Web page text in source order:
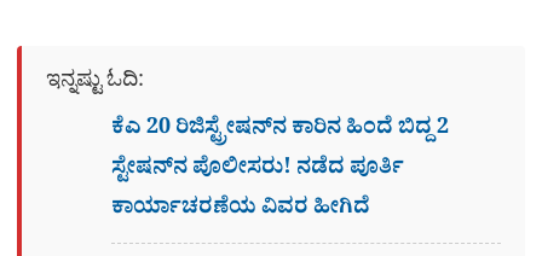
ಇನ್ನಷ್ಟು ಓದಿ:
ಕೆಎ 20 ರಿಜಿಸ್ಟ್ರೇಷನ್​ನ ಕಾರಿನ ಹಿಂದೆ ಬಿದ್ದ 2
ಸ್ಟೇಷನ್​ನ ಪೊಲೀಸರು! ನಡೆದ ಪೂರ್ತಿ
ಕಾರ್ಯಾಚರಣೆಯ ವಿವರ ಹೀಗಿದೆ